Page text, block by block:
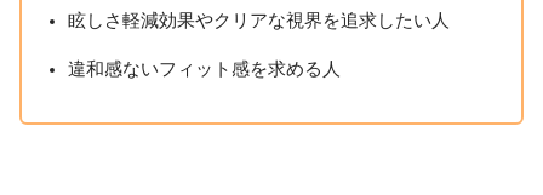
眩しさ軽減効果やクリアな視界を追求したい人
違和感ないフィット感を求める人